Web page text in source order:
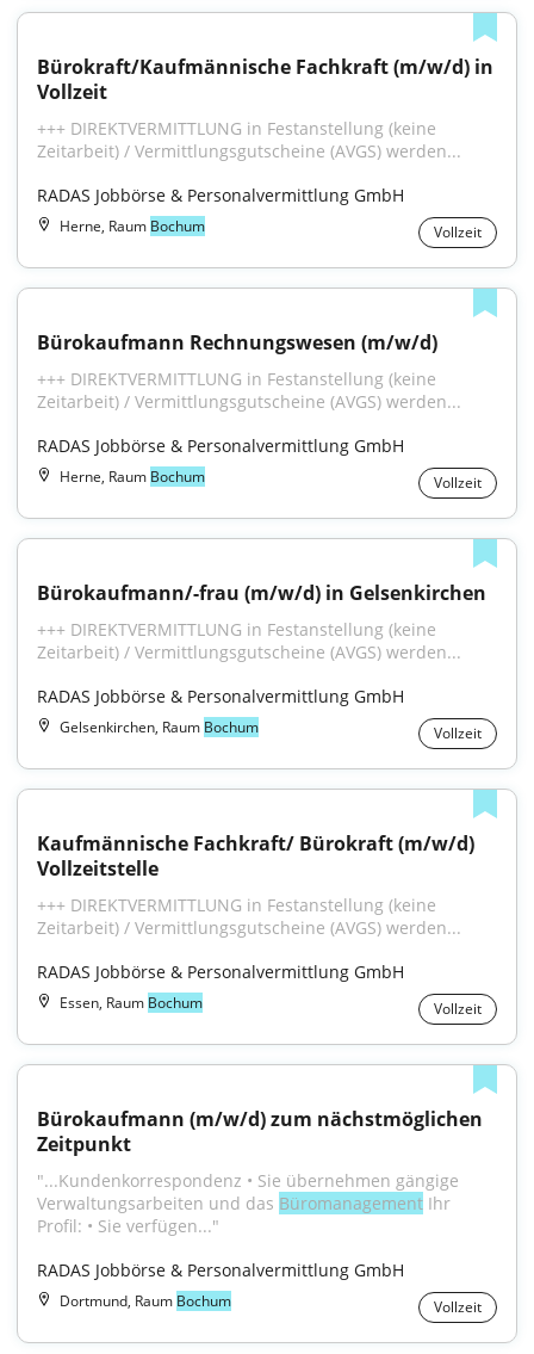
Bürokraft/Kaufmännische Fachkraft (m/w/d) in
Vollzeit
+++ DIREKTVERMITTLUNG in Festanstellung (keine
Zeitarbeit) / Vermittlungsgutscheine (AVGS) werden...
RADAS Jobbörse & Personalvermittlung GmbH
Herne, Raum Bochum Vollzeit
Bürokaufmann Rechnungswesen (m/w/d)
+++ DIREKTVERMITTLUNG in Festanstellung (keine
Zeitarbeit) / Vermittlungsgutscheine (AVGS) werden...
RADAS Jobbörse & Personalvermittlung GmbH
Herne, Raum Bochum Vollzeit
Bürokaufmann/-frau (m/w/d) in Gelsenkirchen
+++ DIREKTVERMITTLUNG in Festanstellung (keine
Zeitarbeit) / Vermittlungsgutscheine (AVGS) werden...
RADAS Jobbörse & Personalvermittlung GmbH
Gelsenkirchen, Raum Bochum Vollzeit
Kaufmännische Fachkraft/ Bürokraft (m/w/d)
Vollzeitstelle
+++ DIREKTVERMITTLUNG in Festanstellung (keine
Zeitarbeit) / Vermittlungsgutscheine (AVGS) werden...
RADAS Jobbörse & Personalvermittlung GmbH
Essen, Raum Bochum Vollzeit
Bürokaufmann (m/w/d) zum nächstmöglichen
Zeitpunkt
"...Kundenkorrespondenz • Sie übernehmen gängige
Verwaltungsarbeiten und das Büromanagement Ihr
Profil: • Sie verfügen..."
RADAS Jobbörse & Personalvermittlung GmbH
Dortmund, Raum Bochum Vollzeit